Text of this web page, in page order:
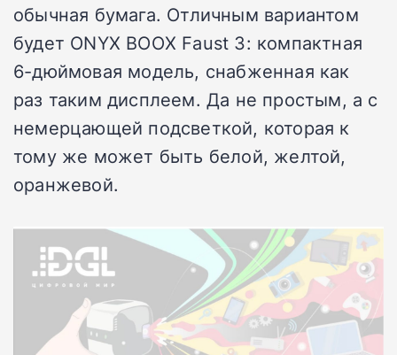
обычная бумага. Отличным вариантом
будет ONYX BOOX Faust 3: компактная
6-дюймовая модель, снабженная как
раз таким дисплеем. Да не простым, а с
немерцающей подсветкой, которая к
тому же может быть белой, желтой,
оранжевой.